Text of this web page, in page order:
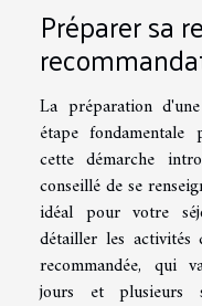
Préparer sa
La préparation
étape
cette démarche
conseillé de se
idéal pour votre
détailler les activités
recommandée, qui
jours et plusieurs